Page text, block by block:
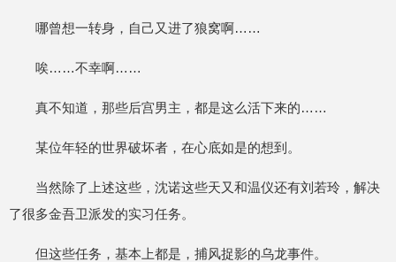
哪曾想一转身，自己又进了狼窝啊……
唉……不幸啊……
真不知道，那些后宫男主，都是这么活下来的……
某位年轻的世界破坏者，在心底如是的想到。
当然除了上述这些，沈诺这些天又和温仪还有刘若玲，解决
了很多金吾卫派发的实习任务。
但这些任务，基本上都是，捕风捉影的乌龙事件。